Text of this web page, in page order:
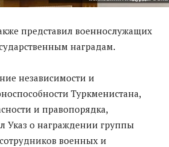
представил военнослужащих
наградам.
независимости и
Туркменистана,
и правопорядка,
Указ о награждении группы
военных и